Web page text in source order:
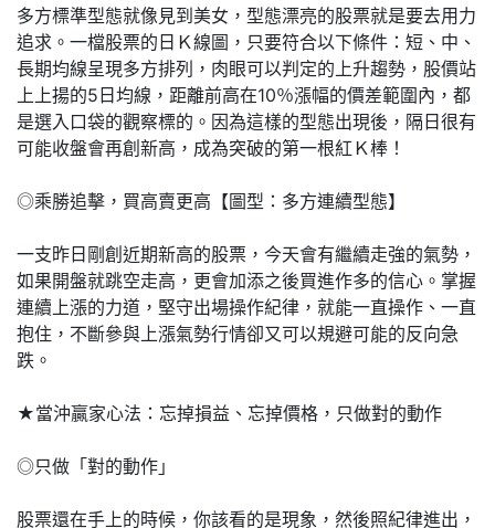
多方標準型態就像見到美女，型態漂亮的股票就是要去用力
追求。一檔股票的日Ｋ線圖，只要符合以下條件：短、中、
長期均線呈現多方排列，肉眼可以判定的上升趨勢，股價站
上上揚的5日均線，距離前高在10％漲幅的價差範圍內，都
是選入口袋的觀察標的。因為這樣的型態出現後，隔日很有
可能收盤會再創新高，成為突破的第一根紅Ｋ棒！
◎乘勝追擊，買高賣更高【圖型：多方連續型態】
一支昨日剛創近期新高的股票，今天會有繼續走強的氣勢，
如果開盤就跳空走高，更會加添之後買進作多的信心。掌握
連續上漲的力道，堅守出場操作紀律，就能一直操作、一直
抱住，不斷參與上漲氣勢行情卻又可以規避可能的反向急
跌。
★當沖贏家心法：忘掉損益、忘掉價格，只做對的動作
◎只做「對的動作」
股票還在手上的時候，你該看的是現象，然後照紀律進出，